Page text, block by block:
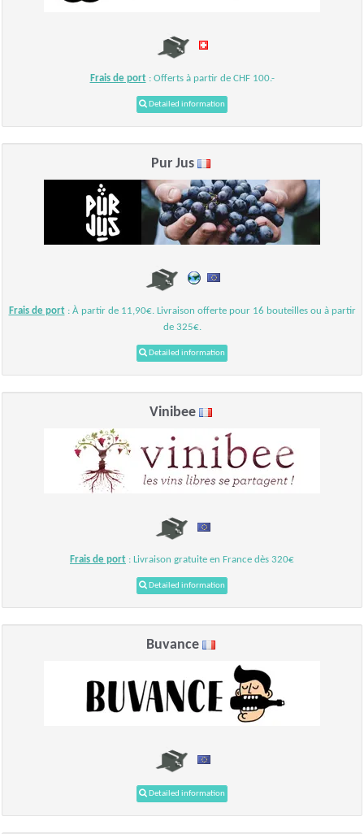
Frais de port: Offerts à partir de CHF 100.-
Detailed information
Pur Jus
Frais de port: À partir de 11,90€. Livraison offerte pour 16 bouteilles ou à partir
de 325€.
Detailed information
Vinibee
Frais de port : Livraison gratuite en France dès 320€
Detailed information
Buvance
Detailed information